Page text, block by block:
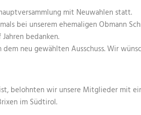
mit Neuwahlen statt.
bei unserem ehemaligen Obmann
bedanken.
neu gewählten Ausschuss. Wir
belohnten wir unsere Mitglieder mit
im Südtirol.